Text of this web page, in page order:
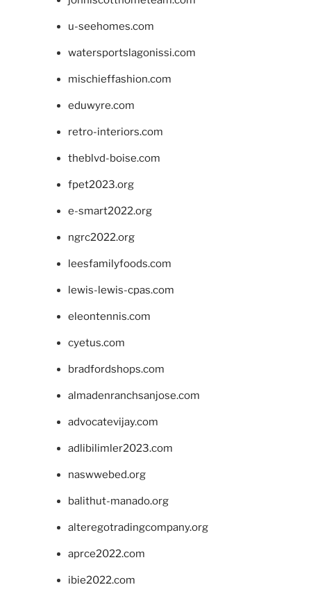
u-seehomes.com
watersportslagonissi.com
mischieffashion.com
eduwyre.com
retro-interiors.com
theblvd-boise.com
fpet2023.org
e-smart2022.org
ngrc2022.org
leesfamilyfoods.com
lewis-lewis-cpas.com
eleontennis.com
cyetus.com
bradfordshops.com
almadenranchsanjose.com
advocatevijay.com
adlibilimler2023.com
naswwebed.org
balithut-manado.org
alteregotradingcompany.org
aprce2022.com
ibie2022.com